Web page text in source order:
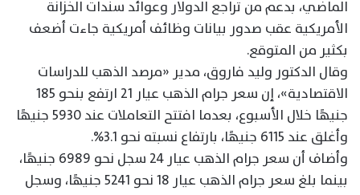
الماضي، بدعم من تراجع الدولار وعوائد سندات الخزانة
الأمريكية عقب صدور بيانات وظائف أمريكية جاءت أضعف
بكثير من المتوقع.
وقال الدكتور وليد فاروق، مدير «مرصد الذهب للدراسات
الاقتصادية»، إن سعر جرام الذهب عيار 21 ارتفع بنحو 185
جنيهًا خلال الأسبوع، بعدما افتتح التعاملات عند 5930 جنيهًا
وأغلق عند 6115 جنيهًا، بارتفاع نسبته نحو 3.1%.
وأضاف أن سعر جرام الذهب عيار 24 سجل نحو 6989 جنيهًا،
بينما بلغ سعر جرام الذهب عيار 18 نحو 5241 جنيهًا، وسجل